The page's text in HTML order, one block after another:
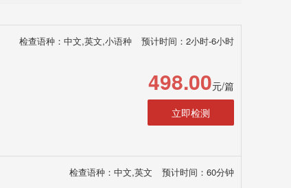
检查语种：中文,英文,小语种 预计时间：2小时-6小时
498.00元/篇
立即检测
检查语种：中文,英文 预计时间：60分钟